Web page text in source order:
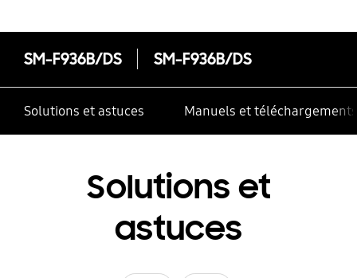
SM-F936B/DS SM-F936B/DS
Solutions et astuces Manuels et téléchargements
Solutions et
astuces